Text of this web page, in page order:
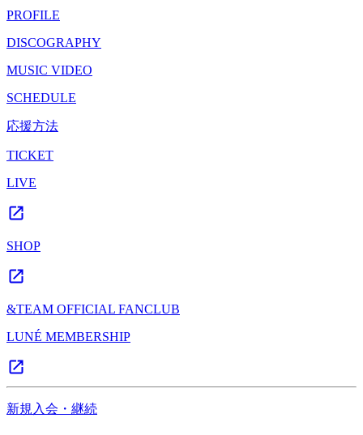
PROFILE
DISCOGRAPHY
MUSIC VIDEO
SCHEDULE
応援方法
TICKET
LIVE
SHOP
&TEAM OFFICIAL FANCLUB
LUNÉ MEMBERSHIP
新規入会・継続